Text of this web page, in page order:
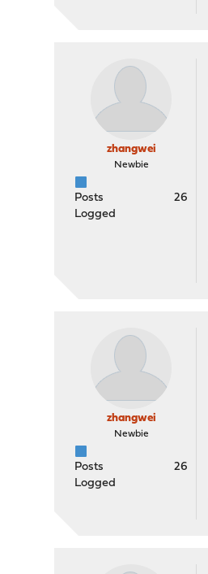
zhangwei
Newbie
Posts
26
Logged
zhangwei
Newbie
Posts
26
Logged